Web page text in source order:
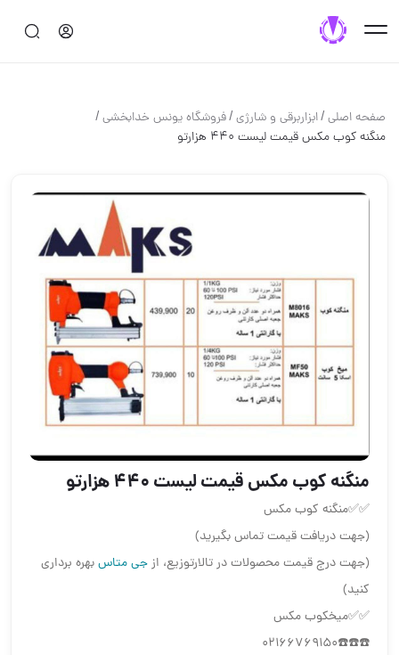
صفحه اصلی/ابزاربرقی و شارژی/فروشگاه یونس خدابخشی/
منگنه کوب مکس قیمت لیست ۴۴۰ هزارتو
منگنه کوب مکس قیمت لیست ۴۴۰ هزارتو
✅✅منگنه کوب مکس
(جهت دریافت قیمت تماس بگیرید)
(جهت درج قیمت محصولات در تالارتوزیع، ازجی متاسبهره برداری
کنید)
✅✅میخکوب مکس
☎️☎️☎️02166769150